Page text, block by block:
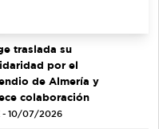
traslada su
por el
de Almería y
colaboración
- 10/07/2026